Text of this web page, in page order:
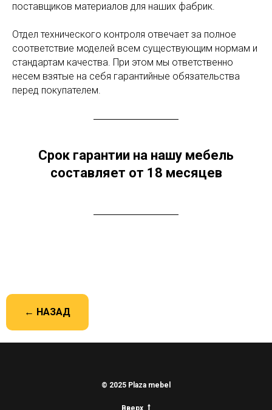
поставщиков материалов для наших фабрик.
Отдел технического контроля отвечает за полное
соответствие моделей всем существующим нормам и
стандартам качества. При этом мы ответственно
несем взятые на себя гарантийные обязательства
перед покупателем.
Срок гарантии на нашу мебель
составляет от 18 месяцев
← НАЗАД
© 2025 Plaza mebel
Вверх